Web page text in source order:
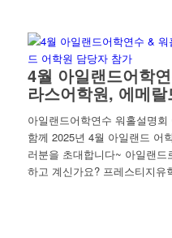
4월 아일랜드어학
라스어학원, 에메
아일랜드어학연수 워홀설명
함께 2025년 4월 아일랜드 어
러분을 초대합니다~ 아일랜
하고 계신가요? 프레스티지